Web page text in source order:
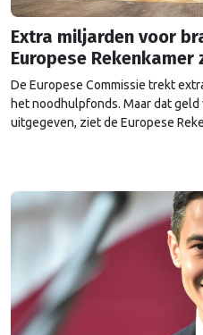
Extra miljarden voor
Europese
De Europese Commissie trekt
het noodhulpfonds. Maar dat
uitgegeven, ziet de Europese